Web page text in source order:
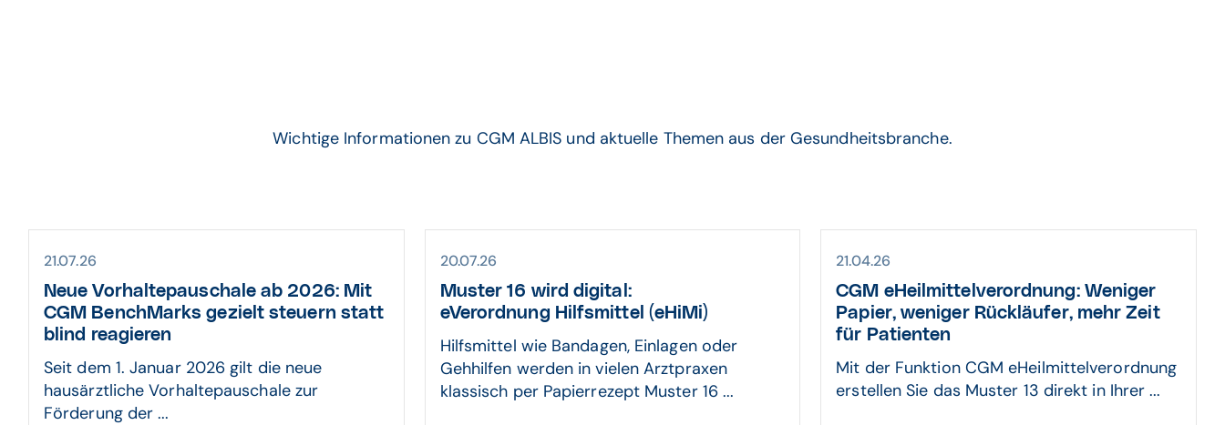
Wichtige Informationen zu CGM ALBIS und aktuelle Themen aus der Gesundheitsbranche.
21.07.26
Neue Vorhaltepauschale ab 2026: Mit
CGM BenchMarks gezielt steuern statt
blind reagieren
Seit dem 1. Januar 2026 gilt die neue
hausärztliche Vorhaltepauschale zur
Förderung der ...
20.07.26
Muster 16 wird digital:
eVerordnung Hilfsmittel (eHiMi)
Hilfsmittel wie Bandagen, Einlagen oder
Gehhilfen werden in vielen Arztpraxen
klassisch per Papierrezept Muster 16 ...
21.04.26
CGM eHeilmittelverordnung: Weniger
Papier, weniger Rückläufer, mehr Zeit
für Patienten
Mit der Funktion CGM eHeilmittelverordnung
erstellen Sie das Muster 13 direkt in Ihrer ...